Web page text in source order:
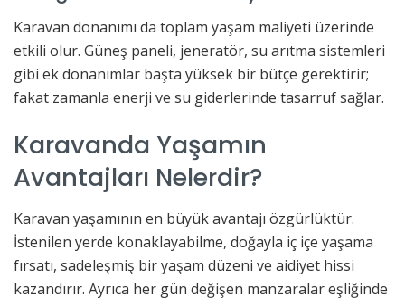
Karavan donanımı da toplam yaşam maliyeti üzerinde
etkili olur. Güneş paneli, jeneratör, su arıtma sistemleri
gibi ek donanımlar başta yüksek bir bütçe gerektirir;
fakat zamanla enerji ve su giderlerinde tasarruf sağlar.
Karavanda Yaşamın
Avantajları Nelerdir?
Karavan yaşamının en büyük avantajı özgürlüktür.
İstenilen yerde konaklayabilme, doğayla iç içe yaşama
fırsatı, sadeleşmiş bir yaşam düzeni ve aidiyet hissi
kazandırır. Ayrıca her gün değişen manzaralar eşliğinde